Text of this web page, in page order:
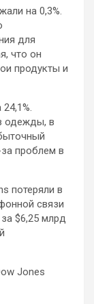
на 0,3%.
для
что он
продукты и
одежды, в
проблем в
потеряли в
связи
$6,25 млрд
Jones